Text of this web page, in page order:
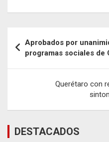
de
entradas
Aprobados por
programas sociales de
Querétaro con
DESTACADOS